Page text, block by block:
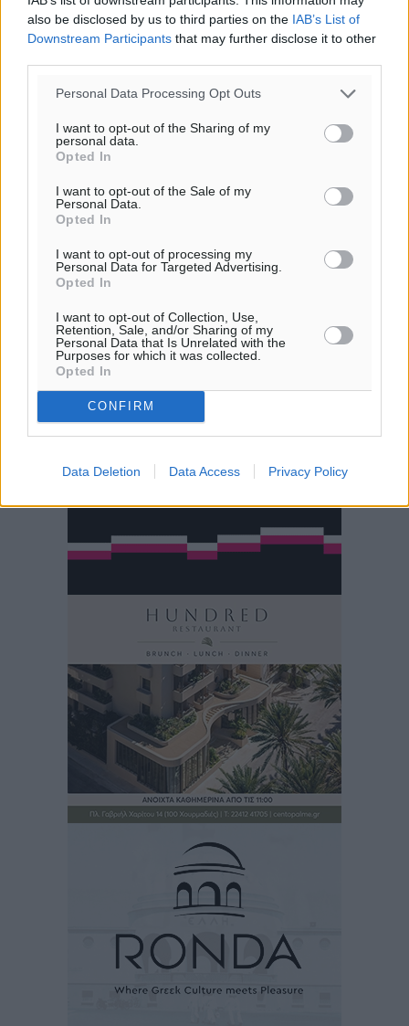
also be disclosed by us to third parties on the IAB’s List of
Downstream Participants that may further disclose it to other
Personal Data Processing Opt Outs
I want to opt-out of the Sharing of my
personal data.
Opted In
I want to opt-out of the Sale of my
Personal Data.
Opted In
I want to opt-out of processing my
Personal Data for Targeted Advertising.
Opted In
I want to opt-out of Collection, Use,
Retention, Sale, and/or Sharing of my
Personal Data that Is Unrelated with the
Purposes for which it was collected.
Opted In
CONFIRM
Data Deletion Data Access Privacy Policy
αίθριος καιρός
81%
16km/h